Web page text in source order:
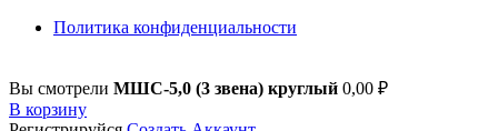
Политика конфиденциальности
Вы смотрели МШС-5,0 (3 звена) круглый 0,00 ₽
В корзину